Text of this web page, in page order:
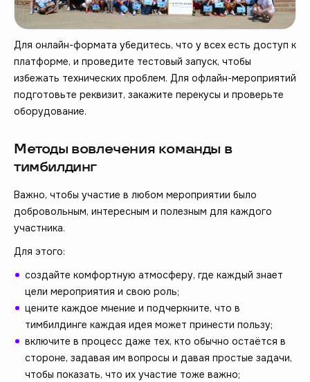
Для онлайн-формата убедитесь, что у всех есть доступ к
платформе, и проведите тестовый запуск, чтобы
избежать технических проблем. Для офлайн-мероприятий
подготовьте реквизит, закажите перекусы и проверьте
оборудование.
Методы вовлечения команды в
тимбилдинг
Важно, чтобы участие в любом мероприятии было
добровольным, интересным и полезным для каждого
участника.
Для этого:
создайте комфортную атмосферу, где каждый знает
цели мероприятия и свою роль;
цените каждое мнение и подчеркните, что в
тимбилдинге каждая идея может принести пользу;
включите в процесс даже тех, кто обычно остаётся в
стороне, задавая им вопросы и давая простые задачи,
чтобы показать, что их участие тоже важно;